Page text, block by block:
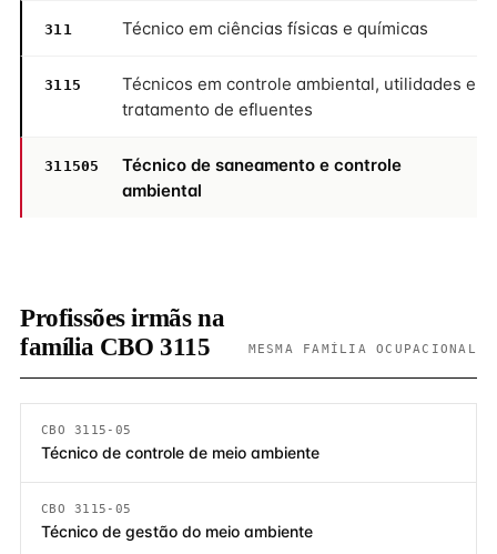
311 Técnico em ciências físicas e químicas
3115
Técnicos em controle ambiental, utilidades e
tratamento de efluentes
311505
Técnico de saneamento e controle
ambiental
Profissões irmãs na
família CBO 3115
MESMA FAMÍLIA OCUPACIONAL
CBO 3115-05
Técnico de controle de meio ambiente
CBO 3115-05
Técnico de gestão do meio ambiente